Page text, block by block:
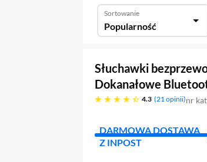
Sortowanie
Popularność
Słuchawki
Dokanałowe
4.3
4.3 gwiazdek 21 opinii nr
DARMOWA DOSTAWA
Z INPOST